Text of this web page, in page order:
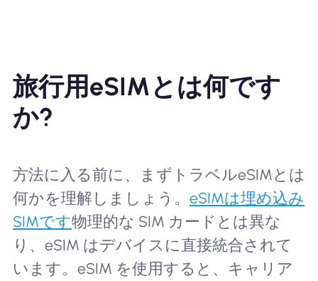
旅行用eSIMとは何です
か?
方法に入る前に、まずトラベルeSIMとは
何かを理解しましょう。 eSIMは埋め込み
SIMです物理的な SIM カードとは異な
り、eSIM はデバイスに直接統合されて
います。eSIM を使用すると、キャリア